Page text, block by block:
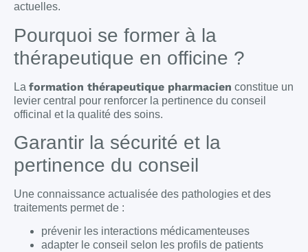
actuelles.
Pourquoi se former à la
thérapeutique en officine ?
La formation thérapeutique pharmacien constitue un
levier central pour renforcer la pertinence du conseil
officinal et la qualité des soins.
Garantir la sécurité et la
pertinence du conseil
Une connaissance actualisée des pathologies et des
traitements permet de :
prévenir les interactions médicamenteuses
adapter le conseil selon les profils de patients